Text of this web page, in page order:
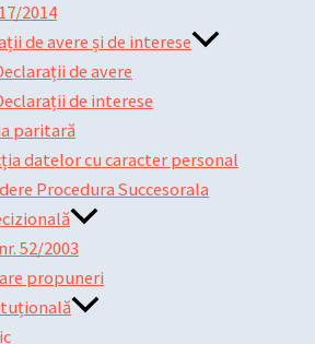
2014
de avere și de interese
de avere
de interese
paritară
datelor cu caracter personal
Procedura Succesorala
52/2003
propuneri